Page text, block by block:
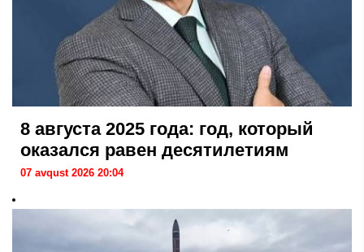
8 августа 2025 года: год, который
оказался равен десятилетиям
07 avqust 2026 20:04